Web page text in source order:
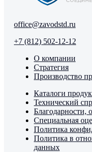
office@zavodstd.ru
+7 (812) 502-12-12
О компании
Стратегия
Производство
Каталоги
Технический
Благодарности,
Специальная
Политика
Политика в
данных